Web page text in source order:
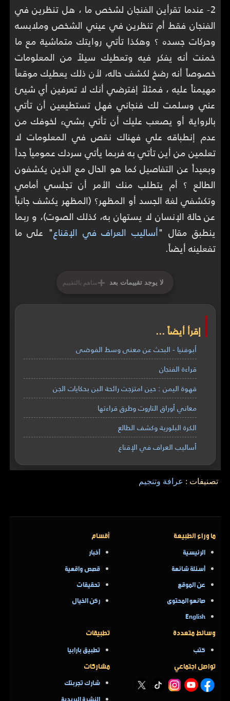
2- عندما تقرأين الفنجان لشخص ما ، هل تنظرين في
الفنجان فقط أم تنظرين في عيني الشخص وملابسه
وحركات جسده ؟ وهكذا تأتي روايتك متماشية مع ما
خمنت أنه يفكر فيه وتعطيك سيلاً من المعلومات
خصوصاً أنه رضخ لكشف حاله، لأن ذلك يعطيك موقعاً
مهيمناً عليه ، فمثلاً إفترضي أنك لا تعرفين أي شيئ
عني وسلمت لك فنجاني فهل تستطيعين أن تأتي
بالرواية أو يصعب عليك أن تأتي بشيء لخوفك من
عدم إنطباقه علي فهناك نقص في المعلومات لا
تعلمين من أين تأتي به فربما يأتي سردك عمومياً جداً
وبعيداً عن التفاصيل كما هو الحال مع الذين يكشفون
الطالع ؟ أم يتطلب منك الأمر أن تجلسي أمامي
وتكشفي لغة الجسد أو المظهر؟ (المظهر يكشف جانباً
عن حالة الإنسان لا يستهان به، كذلك الصوت)، و ربما
ينطبق مقال "أساليب العراف في الإقناع" على ما
تفعلينه أيضاً.
لا يوجد تقييمات بعد +ساهم بالتقييم
إقرأ أيضاً ...
أبوفنيا - البحث عن معنى وسط الفوضى
قراءة الفنجان
قهوة اليمن : حين امتزجت رائحة البن بحكايات الجن
معاني أوراق التاروت وطرق قراءتها
الكرة البلورية وكشف الطالع
أساليب العراف في الإقناع
تصنيفات : عرافة وتنجيم
ما وراء الطبيعة
الرئيسية
أسئلة شائعة
عن الموقع
صانعو المحتوى
English
أقسام
أخبار
قصص واقعية
تحقيقات
ركن الخيال
وسائط متعددة
كتب
تطبيقات
تطبيق بارابيا
تواصل اجتماعي مشاركات
شارك تجربتك
النشرة البريدية